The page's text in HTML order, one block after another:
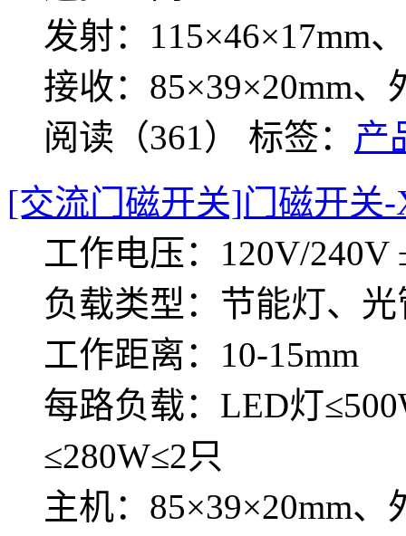
发射：115×46×17mm
接收：85×39×20mm
阅读（361） 标签： 产
[交流门磁开关]门磁开关-
工作电压：120V/240V
负载类型：节能灯、
工作距离：10-15mm
每路负载：LED灯
≤280W≤2只
主机：85×39×20mm